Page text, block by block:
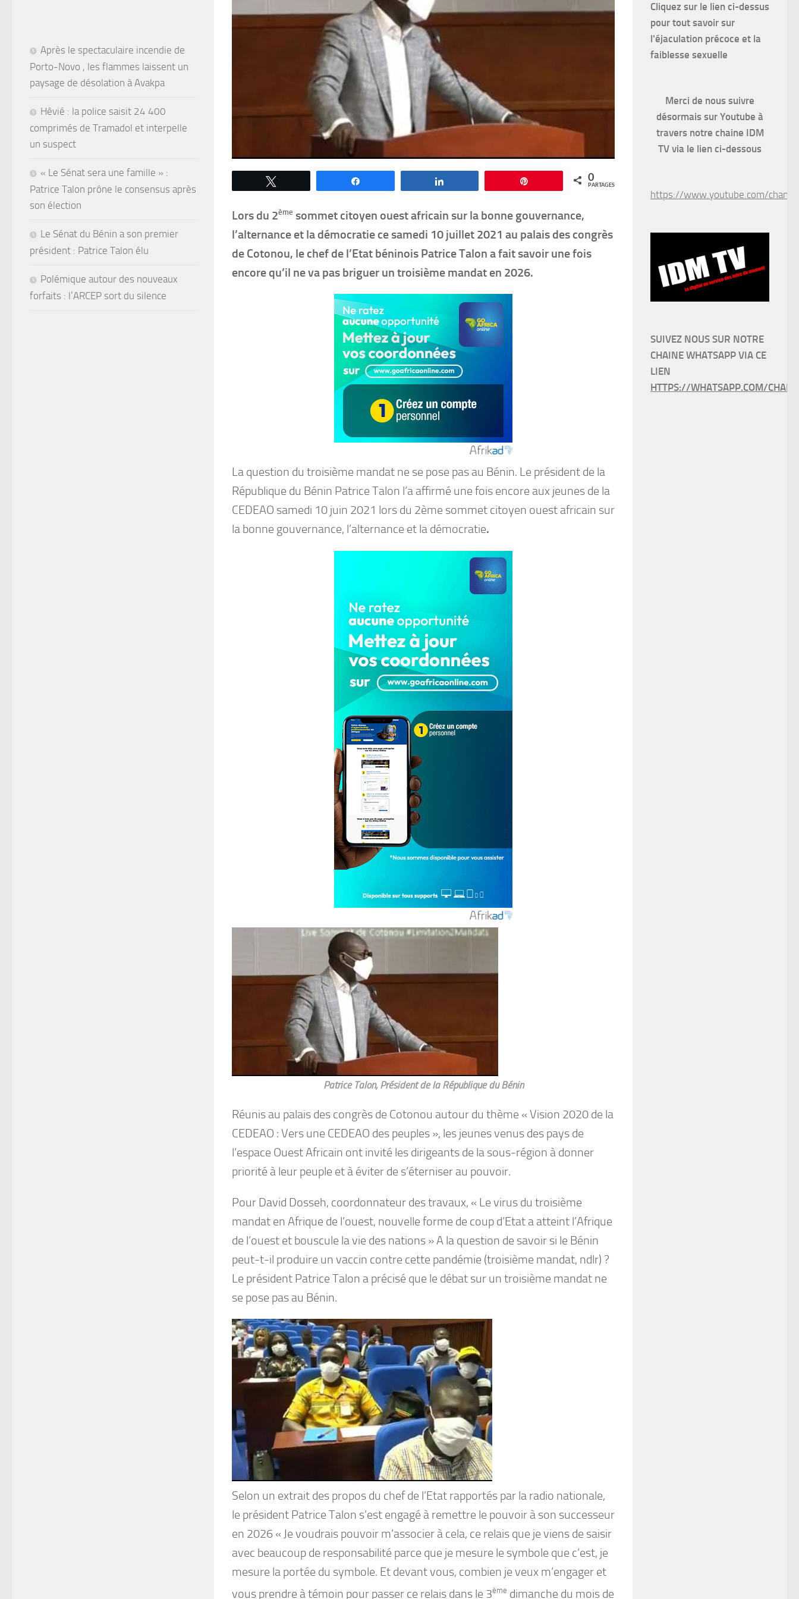
0
PARTAGES
Lors du 2ème sommet citoyen ouest africain sur la bonne gouvernance,
l’alternance et la démocratie ce samedi 10 juillet 2021 au palais des congrès
de Cotonou, le chef de l’Etat béninois Patrice Talon a fait savoir une fois
encore qu’il ne va pas briguer un troisième mandat en 2026.
La question du troisième mandat ne se pose pas au Bénin. Le président de la
République du Bénin Patrice Talon l’a affirmé une fois encore aux jeunes de la
CEDEAO samedi 10 juin 2021 lors du 2ème sommet citoyen ouest africain sur
la bonne gouvernance, l’alternance et la démocratie.
Patrice Talon, Président de la République du Bénin
Réunis au palais des congrès de Cotonou autour du thème « Vision 2020 de la
CEDEAO : Vers une CEDEAO des peuples », les jeunes venus des pays de
l’espace Ouest Africain ont invité les dirigeants de la sous-région à donner
priorité à leur peuple et à éviter de s’éterniser au pouvoir.
Pour David Dosseh, coordonnateur des travaux, « Le virus du troisième
mandat en Afrique de l’ouest, nouvelle forme de coup d’Etat a atteint l’Afrique
de l’ouest et bouscule la vie des nations » A la question de savoir si le Bénin
peut-t-il produire un vaccin contre cette pandémie (troisième mandat, ndlr) ?
Le président Patrice Talon a précisé que le débat sur un troisième mandat ne
se pose pas au Bénin.
Selon un extrait des propos du chef de l’Etat rapportés par la radio nationale,
le président Patrice Talon s’est engagé à remettre le pouvoir à son successeur
en 2026 « Je voudrais pouvoir m’associer à cela, ce relais que je viens de saisir
avec beaucoup de responsabilité parce que je mesure le symbole que c’est, je
mesure la portée du symbole. Et devant vous, combien je veux m’engager et
vous prendre à témoin pour passer ce relais dans le 3ème dimanche du mois de
Après le spectaculaire incendie de
Porto-Novo , les flammes laissent un
paysage de désolation à Avakpa
Hêvié : la police saisit 24 400
comprimés de Tramadol et interpelle
un suspect
« Le Sénat sera une famille » :
Patrice Talon prône le consensus après
son élection
Le Sénat du Bénin a son premier
président : Patrice Talon élu
Polémique autour des nouveaux
forfaits : l’ARCEP sort du silence
Cliquez sur le lien ci-dessus
pour tout savoir sur
l'éjaculation précoce et la
faiblesse sexuelle
Merci de nous suivre
désormais sur Youtube à
travers notre chaine IDM
TV via le lien ci-dessous
https://www.youtube.com/
SUIVEZ NOUS SUR NOTRE
CHAINE WHATSAPP VIA CE
LIEN
HTTPS://WHATSAPP.COM/